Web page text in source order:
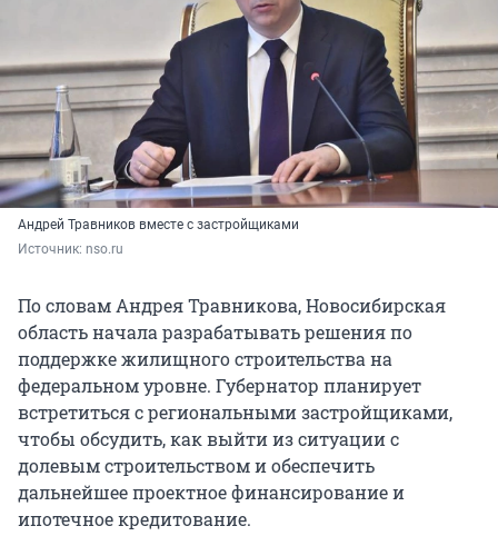
Андрей Травников вместе с застройщиками
Источник: nso.ru
По словам Андрея Травникова, Новосибирская
область начала разрабатывать решения по
поддержке жилищного строительства на
федеральном уровне. Губернатор планирует
встретиться с региональными застройщиками,
чтобы обсудить, как выйти из ситуации с
долевым строительством и обеспечить
дальнейшее проектное финансирование и
ипотечное кредитование.